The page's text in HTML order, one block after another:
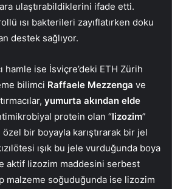
ulaştırabildiklerini ifade etti.
ısı bakterileri zayıflatırken doku
destek sağlıyor.
hamle ise İsviçre’deki ETH Zürih
bilimci Raffaele Mezzenga ve
yumurta akından elde
protein olan “lizozim”
özel bir boyayla karıştırarak bir jel
ışık bu jele vurduğunda boya
aktif lizozim maddesini serbest
malzeme soğuduğunda ise lizozim